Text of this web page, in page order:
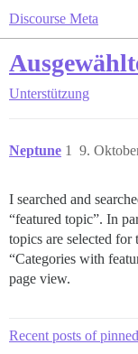
Discourse Meta
Unterstützung
Neptune 9.
1
I searched and
“featured topic”. In
topics are selected
“Categories with
page view.
Recent posts of